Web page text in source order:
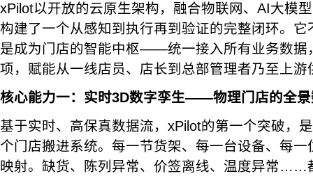
xPilot以开放的云原生架构，融合物联网、AI大模
构建了一个从感知到执行再到验证的完整闭环。
是成为门店的智能中枢——统一接入所有业务数据
项，赋能从一线店员、店长到总部管理者乃至上
核心能力一：实时3D数字孪生——物理门店的全景
基于实时、高保真数据流，xPilot的第一个突破，
个门店搬进系统。每一节货架、每一台设备、每
映射。缺货、陈列异常、价签离线、温度异常……